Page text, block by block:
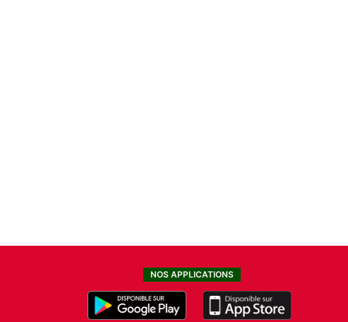
NOS APPLICATIONS